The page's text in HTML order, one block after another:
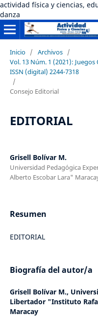
actividad física y ciencias,
danza
Inicio / Archivos /
Vol. 13 Núm. 1 (2021):
ISSN (digital) 2244-7318
/
Consejo Editorial
EDITORIAL
Grisell Bolívar M.
Universidad Pedagógica
Alberto Escobar Lara"
Resumen
EDITORIAL
Biografía del autor/a
Grisell Bolívar M.,
Libertador "Instituto
Maracay